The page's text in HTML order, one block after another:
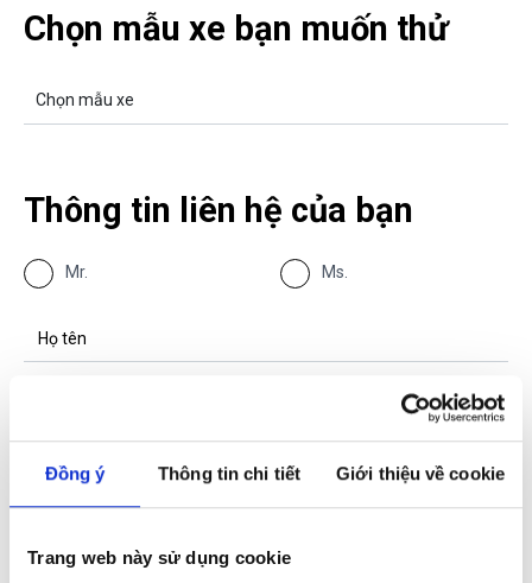
Đồng ý Thông tin chi tiết Giới thiệu về cookie
Trang web này sử dụng cookie
Chọn mẫu xe bạn muốn thử
Thông tin liên hệ của bạn
Mr. Ms.